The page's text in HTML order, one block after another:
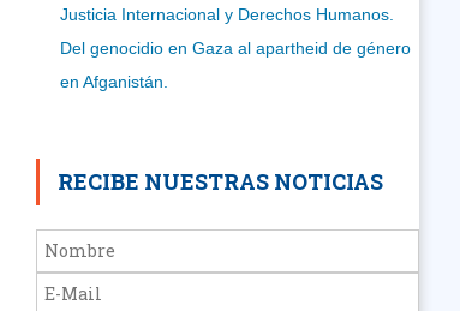
Justicia Internacional y Derechos Humanos.
Del genocidio en Gaza al apartheid de género
en Afganistán.
RECIBE NUESTRAS NOTICIAS